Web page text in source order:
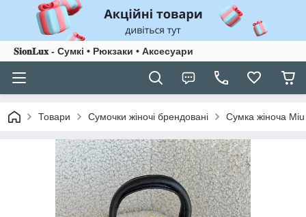
𝐒𝐢𝐨𝐧𝐋𝐮𝐱 - Сумкі • Рюкзаки • Аксесуари
Товари Сумочки жіночі брендовані Сумка жіноча